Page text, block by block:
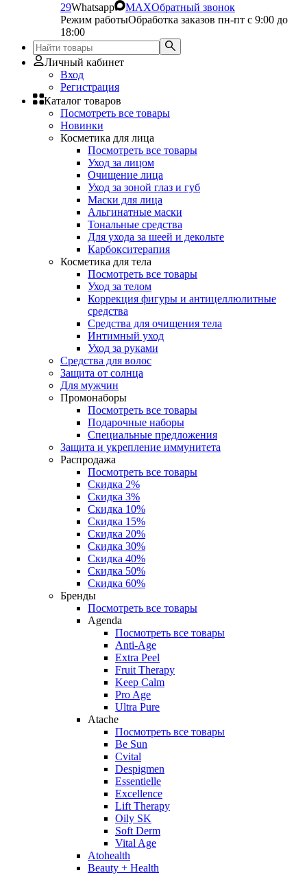
29Whatsapp MAXОбратный звонок
Режим работыОбработка заказов пн-пт с 9:00 до
18:00
Личный кабинет
Вход
Регистрация
Каталог товаров
Посмотреть все товары
Новинки
Косметика для лица
Посмотреть все товары
Уход за лицом
Очищение лица
Уход за зоной глаз и губ
Маски для лица
Альгинатные маски
Тональные средства
Для ухода за шеей и декольте
Карбокситерапия
Косметика для тела
Посмотреть все товары
Уход за телом
Коррекция фигуры и антицеллюлитные
средства
Средства для очищения тела
Интимный уход
Уход за руками
Средства для волос
Защита от солнца
Для мужчин
Промонаборы
Посмотреть все товары
Подарочные наборы
Специальные предложения
Защита и укрепление иммунитета
Распродажа
Посмотреть все товары
Скидка 2%
Скидка 3%
Скидка 10%
Скидка 15%
Скидка 20%
Скидка 30%
Скидка 40%
Скидка 50%
Скидка 60%
Бренды
Посмотреть все товары
Agenda
Посмотреть все товары
Anti‑Age
Extra Peel
Fruit Therapy
Keep Calm
Pro Age
Ultra Pure
Atache
Посмотреть все товары
Be Sun
Cvital
Despigmen
Essentielle
Excellence
Lift Therapy
Oily SK
Soft Derm
Vital Age
Atohealth
Beauty + Health